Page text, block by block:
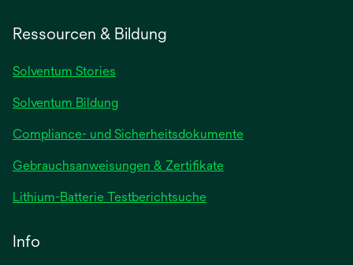
Registerkarte
Ressourcen & Bildung
Solventum Stories
Solventum Bildung
Compliance- und Sicherheitsdokumente
Gebrauchsanweisungen & Zertifikatewird
Lithium-Batterie Testberichtsuchewird
Info